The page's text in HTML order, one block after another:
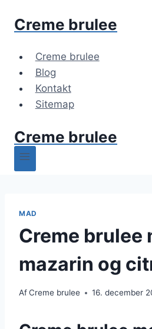
Creme brulee
Creme brulee
Blog
Kontakt
Sitemap
Creme brulee
MAD
Creme brulee
mazarin og
AfCreme brulee 16. december